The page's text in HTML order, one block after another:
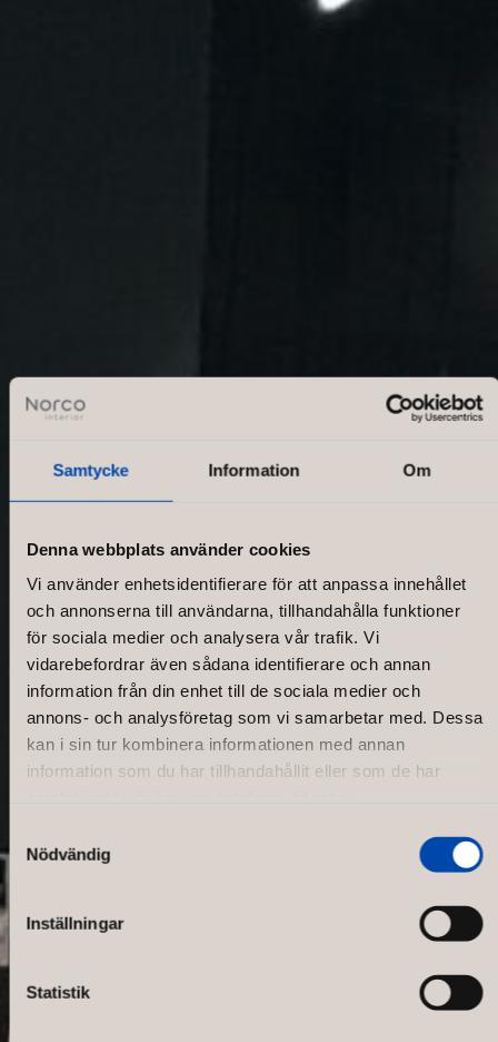
Samtycke Information Om
Denna webbplats använder cookies
Vi använder enhetsidentifierare för att anpassa innehållet
och annonserna till användarna, tillhandahålla funktioner
för sociala medier och analysera vår trafik. Vi
vidarebefordrar även sådana identifierare och annan
information från din enhet till de sociala medier och
annons- och analysföretag som vi samarbetar med. Dessa
kan i sin tur kombinera informationen med annan
information som du har tillhandahållit eller som de har
Nödvändig
Inställningar
Statistik